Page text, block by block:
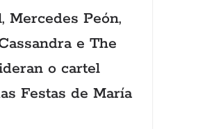
Mercedes Peón,
e The
o cartel
Festas de María